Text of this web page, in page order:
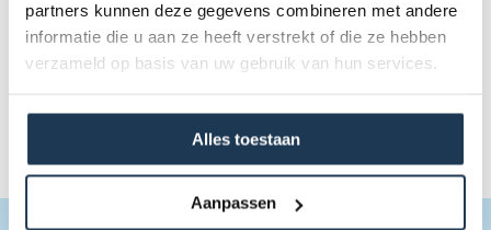
partners kunnen deze gegevens combineren met andere
informatie die u aan ze heeft verstrekt of die ze hebben
verzameld op basis van uw gebruik van hun services.
Alles toestaan
Aanpassen
€ 31,00